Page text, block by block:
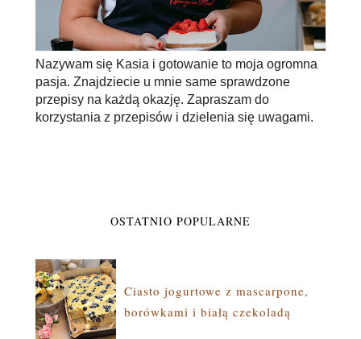
Nazywam się Kasia i gotowanie to moja ogromna
pasja. Znajdziecie u mnie same sprawdzone
przepisy na każdą okazję. Zapraszam do
korzystania z przepisów i dzielenia się uwagami.
OSTATNIO POPULARNE
Ciasto jogurtowe z mascarpone,
borówkami i białą czekoladą